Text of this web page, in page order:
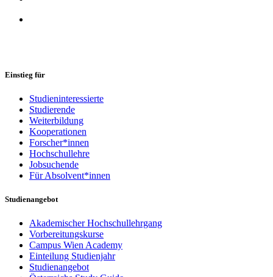
Einstieg für
Studieninteressierte
Studierende
Weiterbildung
Kooperationen
Forscher*innen
Hochschullehre
Jobsuchende
Für Absolvent*innen
Studienangebot
Akademischer Hochschullehrgang
Vorbereitungskurse
Campus Wien Academy
Einteilung Studienjahr
Studienangebot